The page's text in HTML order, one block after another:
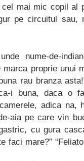
mai mic copil al
pe circuitul sau,
nume-de-
proprie unui
rau branza
i buna, daca o
adica na,
aia pe care vin
cu gura
faci mare?”